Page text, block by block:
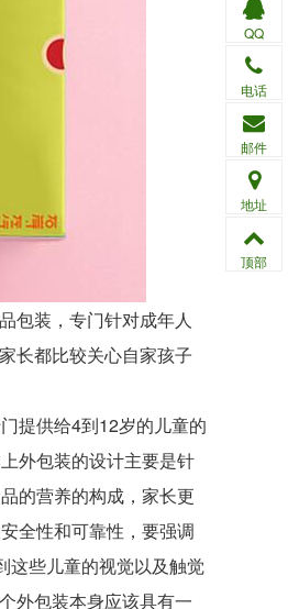
包装，专门针对成年人
长都比较关心自家孩子
提供给4到12岁的儿童的
外包装的设计主要是针
的营养的构成，家长更
全性和可靠性，要强调
这些儿童的视觉以及触觉
外包装本身应该具有一
QQ
电话
邮件
地址
顶部